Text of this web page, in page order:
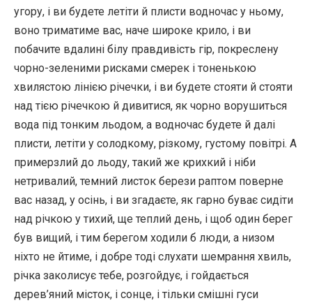
угору, і ви будете летіти й плисти водночас у ньому,
воно триматиме вас, наче широке крило, і ви
побачите вдалині білу правдивість гір, покреслену
чорно-зеленими рисками смерек і тоненькою
хвилястою лінією річечки, і ви будете стояти й стояти
над тією річечкою й дивитися, як чорно ворушиться
вода під тонким льодом, а водночас будете й далі
плисти, летіти у солодкому, різкому, густому повітрі. А
примерзлий до льоду, такий же крихкий і ніби
нетривалий, темний листок берези раптом поверне
вас назад, у осінь, і ви згадаєте, як гарно буває сидіти
над річкою у тихий, ще теплий день, і щоб один берег
був вищий, і тим берегом ходили б люди, а низом
ніхто не йтиме, і добре тоді слухати шемрання хвиль,
річка заколисує тебе, розгойдує, і гойдається
дерев’яний місток, і сонце, і тільки смішні гуси